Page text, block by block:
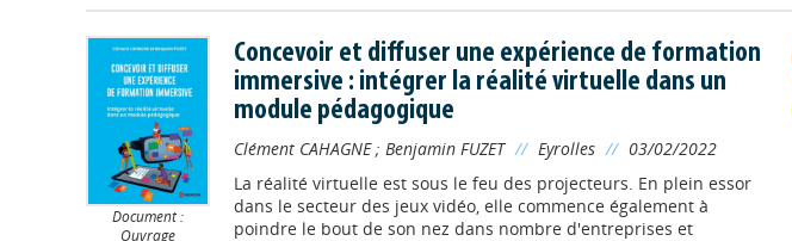
Document :
Ouvrage
Concevoir et diffuser une expérience de formation
immersive : intégrer la réalité virtuelle dans un
module pédagogique
Clément CAHAGNE; Benjamin FUZET // Eyrolles // 03/02/2022
La réalité virtuelle est sous le feu des projecteurs. En plein essor
dans le secteur des jeux vidéo, elle commence également à
poindre le bout de son nez dans nombre d'entreprises et